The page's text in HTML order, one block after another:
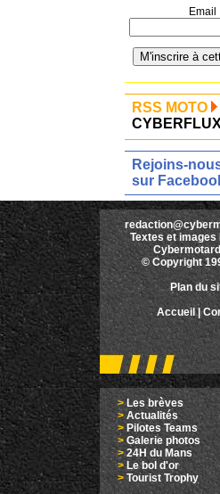
Email
RSS MOTO
CYBERFLUX
Rejoins-
sur
Textes et images
© Copyright
Plan du
Accueil |
>Les brèves
> Actualités
> Pilotes Teams
>Galerie photos
>24H du Mans
>Le bol d'or
> Tourist Trophy